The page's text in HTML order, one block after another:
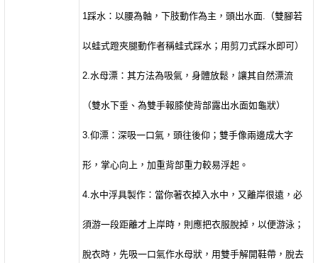
1踩水：以腰為軸，下肢動作為主，頭出水面 （雙腳若
以蛙式蹬夾腿動作者稱蛙式踩水；用剪刀式踩水即可）
2. 水母漂：其方法為吸氣，身體放鬆，讓其自然漂流
（雙水下垂、為雙手報膝使背部露出水面如龜狀）
3.仰漂：深吸一口氣，頭往後仰；雙手像兩邊成大字
形，掌心向上，加重背部重力較易浮起。
4. 水中浮具製作：當你著衣掉入水中，又離岸很遠，必
須游一段距離才上岸時，則應把衣服脫掉，以便游泳；
脫衣時，先吸一口氣作水母狀，用雙手解開鞋帶，脫去